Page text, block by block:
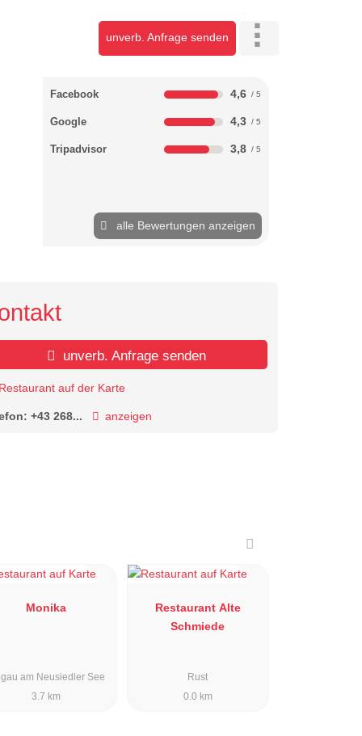
unverb. Anfrage senden
Facebook 4,6
Google 4,3
Tripadvisor 3,8
alle Bewertungen anzeigen
unverb. Anfrage senden
Restaurant auf der Karte
+43 268... anzeigen
Monika
am Neusiedler See
3.7 km
Restaurant Alte
Schmiede
Rust
0.0 km